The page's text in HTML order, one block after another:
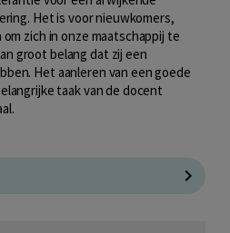
Het is voor nieuwkomers,
zich in onze maatschappij te
groot belang dat zij een
Het aanleren van een goede
taak van de docent